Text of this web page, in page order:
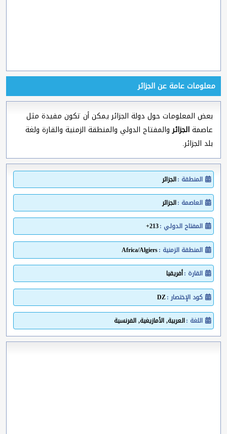
معلومات عامة عن الجزائر
بعض المعلومات حول دولة الجزائر يمكن أن تكون مفيدة مثل
عاصمةالجزائروالمفتاح الدولي والمنطقة الزمنية والقارة ولغة
بلد الجزائر.
المنطقة :الجزائر
العاصمة :الجزائر
المفتاح الدولي :213+
المنطقة الزمنية :Africa/Algiers
القارة :أفريقيا
كود الإختصار :DZ
اللغة :العربية, الأمازيغية, الفرنسية